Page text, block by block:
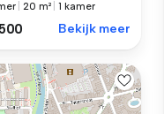
|20 m² |1 kamer
Bekijk meer